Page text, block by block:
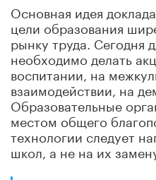
Основная идея
цели образования
рынку труда. Сегодня
необходимо делать
воспитании, на
взаимодействии, на
Образовательные
местом общего
технологии следует
школ, а не на их